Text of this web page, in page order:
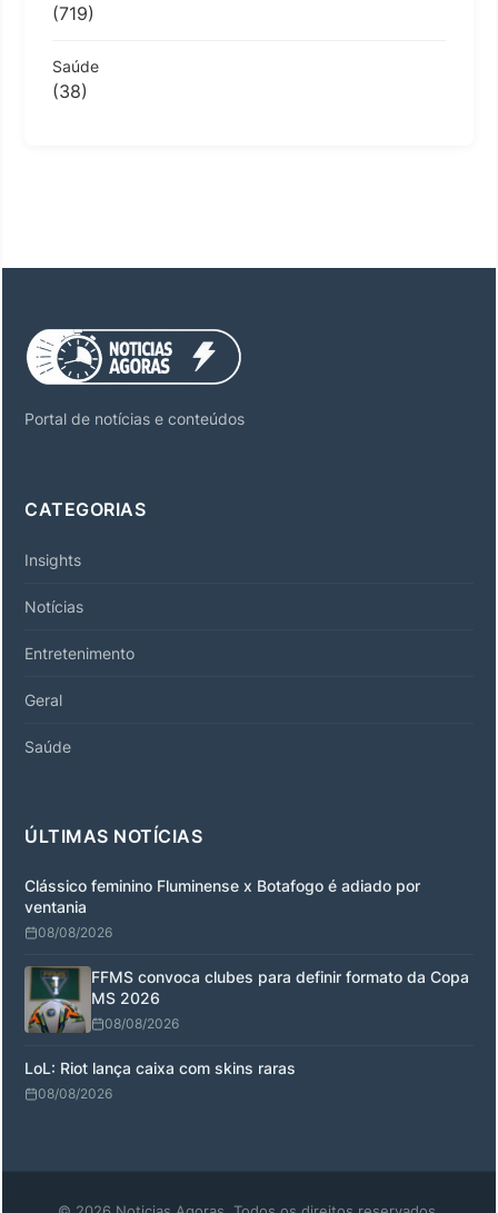
(719)
Saúde
(38)
Portal de notícias e conteúdos
CATEGORIAS
Insights
Notícias
Entretenimento
Geral
Saúde
ÚLTIMAS NOTÍCIAS
Clássico feminino Fluminense x Botafogo é adiado por
ventania
08/08/2026
FFMS convoca clubes para definir formato da Copa
MS 2026
08/08/2026
LoL: Riot lança caixa com skins raras
08/08/2026